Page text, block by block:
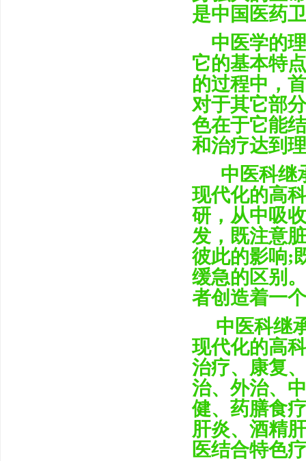
是中国医药
中医学的理
它的基本特
的过程中，
对于其它部
色在于它能
和治疗达到
中医科继
现代化的高
研，从中吸
发，既注意
彼此的影响;
缓急的区别
者创造着一
中医科继
现代化的高
治疗、康复
治、外治、
健、药膳食
肝炎、酒精
医结合特色